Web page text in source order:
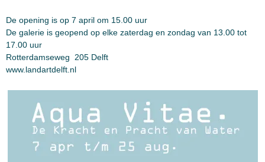
De opening is op 7 april om 15.00 uur
De galerie is geopend op elke zaterdag en zondag van 13.00 tot
17.00 uur
Rotterdamseweg 205 Delft
www.landartdelft.nl